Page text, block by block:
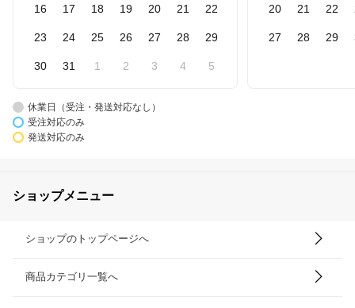
16 17 18 19 20 21 22
23 24 25 26 27 28 29
30 31 1 2 3 4 5
20 21 22
27 28 29
休業日（受注・発送対応なし）
受注対応のみ
発送対応のみ
ショップメニュー
ショップのトップページへ
商品カテゴリ一覧へ